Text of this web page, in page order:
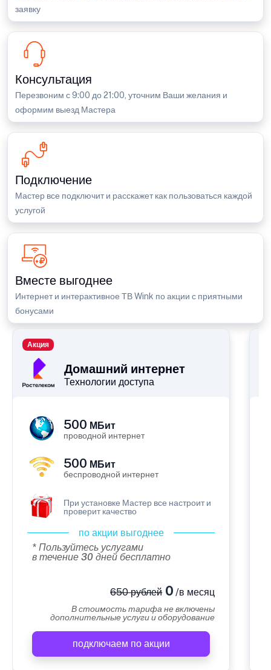
заявку
Консультация
Перезвоним с 9:00 до 21:00, уточним Ваши желания и
оформим выезд Мастера
Подключение
Мастер все подключит и расскажет как пользоваться каждой
услугой
Вместе выгоднее
Интернет и интерактивное ТВ Wink по акции с приятными
бонусами
Домашний интернет
Технологии доступа
Акция
500 МБит
проводной интернет
500 МБит
беспроводной интернет
При установке Мастер все настроит и
проверит качество
по акции выгоднее
* Пользуйтесь услугами
в течение 30 дней бесплатно
650 рублей0 /в месяц
В стоимость тарифа не включены
дополнительные услуги и оборудование
подключаем по акции